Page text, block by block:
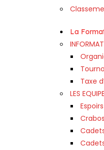
La
Taxe
LES
Espoirs
Crabos